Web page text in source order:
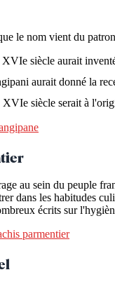
le nom vient du
siècle aurait
aurait donné la
siècle serait à
au sein du peuple
dans les habitudes
écrits sur
parmentier